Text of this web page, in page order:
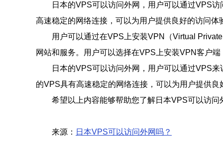
日本的VPS可以访问外网，用户可以通过VPS
高速稳定的网络连接，可以为用户提供良好的访问体
用户可以通过在VPS上安装VPN（Virtual
网站和服务。用户可以选择在VPS上安装VPN客户
日本的VPS可以访问外网，用户可以通过VPS
的VPS具有高速稳定的网络连接，可以为用户提供良
希望以上内容能够帮助您了解日本VPS可以访
来源： 日本VPS可以访问外网吗？